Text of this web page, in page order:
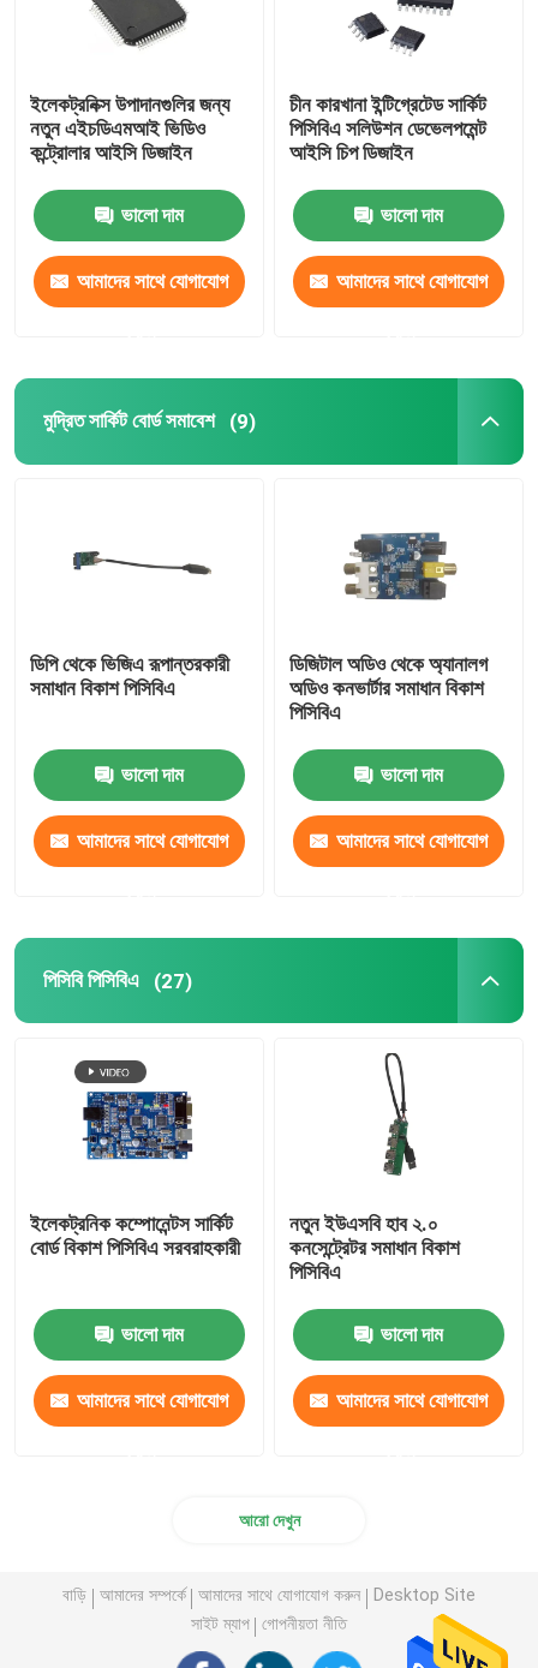
ইলেকট্রনিক্স উপাদানগুলির জন্য
নতুন এইচডিএমআই ভিডিও
কন্ট্রোলার আইসি ডিজাইন
ভালো দাম
আমাদের সাথে যোগাযোগ
চীন কারখানা ইন্টিগ্রেটেড সার্কিট
পিসিবিএ সলিউশন ডেভেলপমেন্ট
আইসি চিপ ডিজাইন
ভালো দাম
আমাদের সাথে যোগাযোগ
মুদ্রিত সার্কিট বোর্ড সমাবেশ (9)
ডিপি থেকে ভিজিএ রূপান্তরকারী
সমাধান বিকাশ পিসিবিএ
ভালো দাম
আমাদের সাথে যোগাযোগ
ডিজিটাল অডিও থেকে অ্যানালগ
অডিও কনভার্টার সমাধান বিকাশ
পিসিবিএ
ভালো দাম
আমাদের সাথে যোগাযোগ
পিসিবি পিসিবিএ (27)
ইলেকট্রনিক কম্পোনেন্টস সার্কিট
বোর্ড বিকাশ পিসিবিএ সরবরাহকারী
ভালো দাম
আমাদের সাথে যোগাযোগ
নতুন ইউএসবি হাব ২.০
কনসেন্ট্রেটর সমাধান বিকাশ
পিসিবিএ
ভালো দাম
আমাদের সাথে যোগাযোগ
আরো দেখুন
বাড়ি আমাদের সম্পর্কে আমাদের সাথে যোগাযোগ করুন
Desktop Site
সাইট ম্যাপ
গোপনীয়তা নীতি